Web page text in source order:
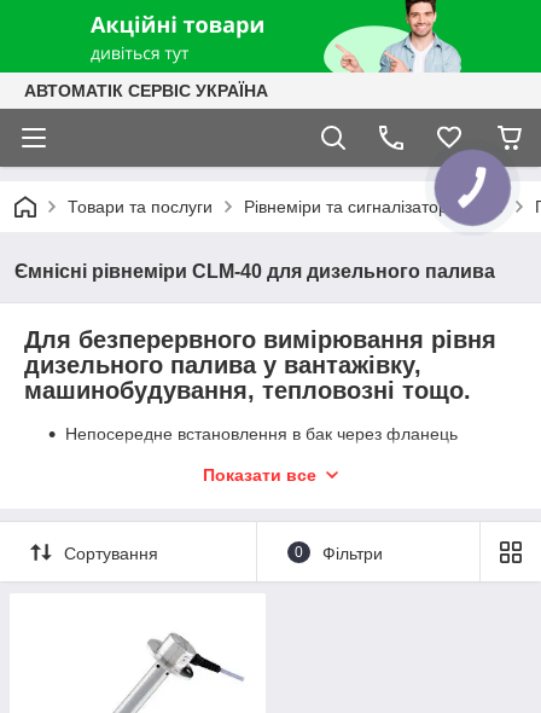
АВТОМАТІК СЕРВІС УКРАЇНА
Товари та послуги Рівнеміри та сигналізатори рівня
Ємнісні рівнеміри CLM-40 для дизельного палива
Для безперервного вимірювання рівня
дизельного палива у вантажівку,
машинобудування, тепловозні тощо.
Непосередне встановлення в бак через фланець
Стрибна довжина електрода (макс. 1 м)
сталі
Проста чутливість, що регулює за допомогою
Можливість скорочуючи вимірювальний електрод
Показати все
Сортування 0 Фільтри
КНОПКА
ЗВ'ЯЗКУ